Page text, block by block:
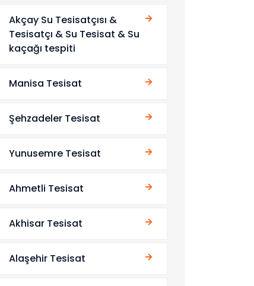
Akçay Su Tesisatçısı &
Tesisatçı & Su Tesisat & Su
kaçağı tespiti
Manisa Tesisat
Şehzadeler Tesisat
Yunusemre Tesisat
Ahmetli Tesisat
Akhisar Tesisat
Alaşehir Tesisat